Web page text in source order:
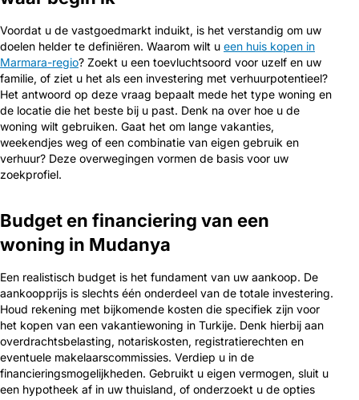
Voordat u de vastgoedmarkt induikt, is het verstandig om uw
doelen helder te definiëren. Waarom wilt u een huis kopen in
Marmara-regio? Zoekt u een toevluchtsoord voor uzelf en uw
familie, of ziet u het als een investering met verhuurpotentieel?
Het antwoord op deze vraag bepaalt mede het type woning en
de locatie die het beste bij u past. Denk na over hoe u de
woning wilt gebruiken. Gaat het om lange vakanties,
weekendjes weg of een combinatie van eigen gebruik en
verhuur? Deze overwegingen vormen de basis voor uw
zoekprofiel.
Budget en financiering van een
woning in Mudanya
Een realistisch budget is het fundament van uw aankoop. De
aankoopprijs is slechts één onderdeel van de totale investering.
Houd rekening met bijkomende kosten die specifiek zijn voor
het kopen van een vakantiewoning in Turkije. Denk hierbij aan
overdrachtsbelasting, notariskosten, registratierechten en
eventuele makelaarscommissies. Verdiep u in de
financieringsmogelijkheden. Gebruikt u eigen vermogen, sluit u
een hypotheek af in uw thuisland, of onderzoekt u de opties